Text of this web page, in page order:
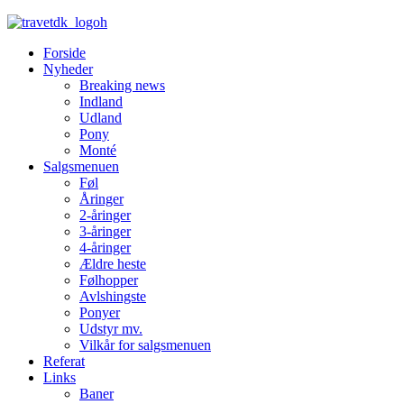
Forside
Nyheder
Breaking news
Indland
Udland
Pony
Monté
Salgsmenuen
Føl
Åringer
2-åringer
3-åringer
4-åringer
Ældre heste
Følhopper
Avlshingste
Ponyer
Udstyr mv.
Vilkår for salgsmenuen
Referat
Links
Baner